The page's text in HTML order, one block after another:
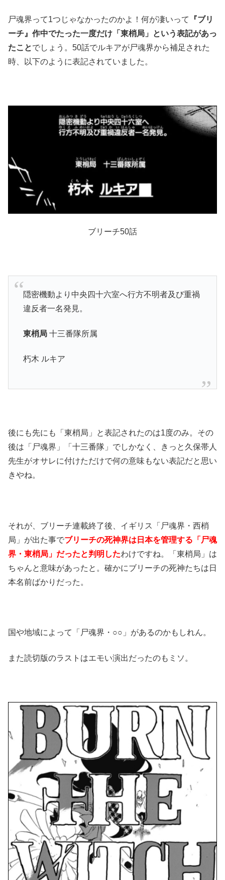
尸魂界って1つじゃなかったのかよ！何が凄いって
『ブリ
ーチ』作中でたった一度だけ「東梢局」という表記があっ
たことでしょう。50話でルキアが尸魂界から補足された
時、以下のように表記されていました。
ブリーチ50話
隠密機動より中央四十六室へ行方不明者及び重禍
違反者一名発見。
東梢局十三番隊所属
朽木 ルキア
後にも先にも「東梢局」と表記されたのは1度のみ。その
後は「尸魂界」「十三番隊」でしかなく、きっと久保帯人
先生がオサレに付けただけで何の意味もない表記だと思い
きやね。
それが、ブリーチ連載終了後、イギリス「尸魂界・西梢
局」が出た事でブリーチの死神界は日本を管理する「尸魂
界・東梢局」だったと判明したわけですね。「東梢局」は
ちゃんと意味があったと。確かにブリーチの死神たちは日
本名前ばかりだった。
国や地域によって「尸魂界・○○」があるのかもしれん。
また読切版のラストはエモい演出だったのもミソ。